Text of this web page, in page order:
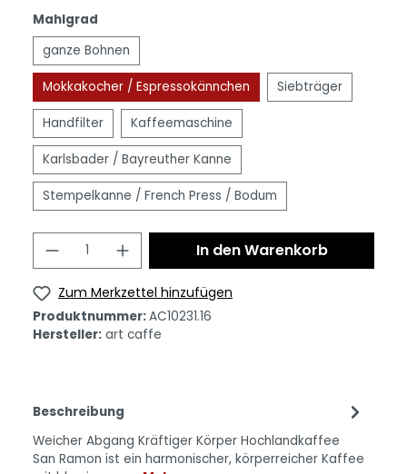
Mahlgrad
ganze Bohnen
Mokkakocher / Espressokännchen Siebträger
Handfilter Kaffeemaschine
Karlsbader / Bayreuther Kanne
Stempelkanne / French Press / Bodum
In den Warenkorb
Zum Merkzettel hinzufügen
Produktnummer:AC10231.16
Hersteller: art caffe
Beschreibung
Weicher Abgang Kräftiger Körper Hochlandkaffee
San Ramon ist ein harmonischer, körperreicher Kaffee